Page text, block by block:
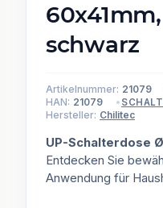
schwarz
Artikelnummer: 21079
HAN: 21079
Hersteller: Chilitec
UP-Schalterdose
Entdecken Sie
Anwendung für